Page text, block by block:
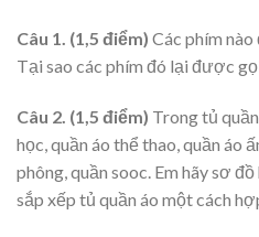
Câu 1. (1,5 điểm) Các phím
Tại sao các phím đó lại được
Câu 2. (1,5 điểm) Trong tủ
học, quần áo thể thao, quần áo
phông, quần sooc. Em hãy sơ
sắp xếp tủ quần áo một cách